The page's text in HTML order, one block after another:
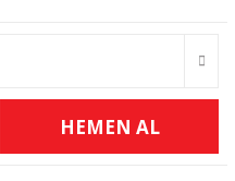
HEMEN AL